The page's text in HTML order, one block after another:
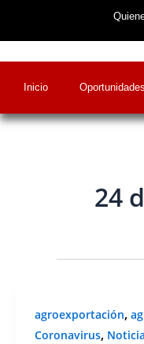
Inicio
24
agroexportación,
Coronavirus,